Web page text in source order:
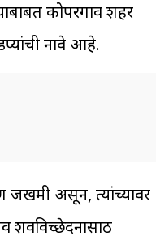
कोपरगाव शहर
नावे आहे.
जखमी असून, त्यांच्यावर